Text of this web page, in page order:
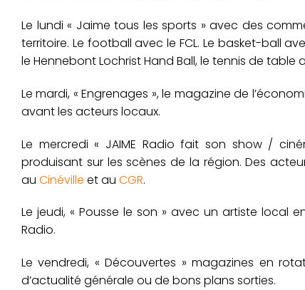
Le lundi « Jaime tous les sports » avec des
territoire. Le football avec le FCL. Le basket-ball
le Hennebont Lochrist Hand Ball, le tennis de table
Le mardi, « Engrenages », le magazine de
avant les acteurs locaux.
Le mercredi « JAIME Radio fait son show /
produisant sur les scènes de la région. Des
au Cinéville et au CGR.
Le jeudi, « Pousse le son » avec un artiste local
Radio.
Le vendredi, « Découvertes » magazines en
d’actualité générale ou de bons plans sorties.